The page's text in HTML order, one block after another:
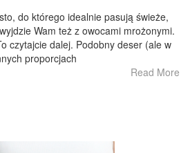
do którego idealnie pasują świeże,
Wam też z owocami mrożonymi.
czytajcie dalej. Podobny deser (ale w
proporcjach
Read More